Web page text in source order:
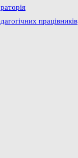
працівників